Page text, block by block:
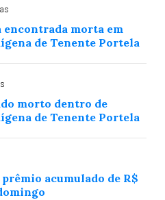
morta em
de Tenente Portela
morto dentro de
de Tenente Portela
acumulado de R$